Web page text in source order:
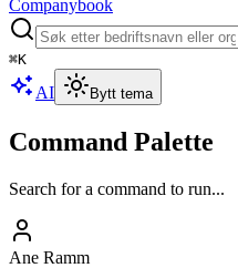
Companybook
⌘K
AI Bytt tema
Command Palette
Search for a command to run...
Ane Ramm